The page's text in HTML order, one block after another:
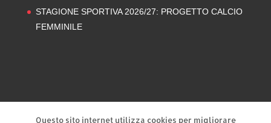
STAGIONE SPORTIVA 2026/27: PROGETTO CALCIO
FEMMINILE
Questo sito internet utilizza cookies per migliorare